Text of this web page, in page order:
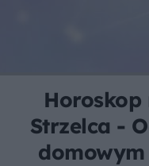
Strzelca -